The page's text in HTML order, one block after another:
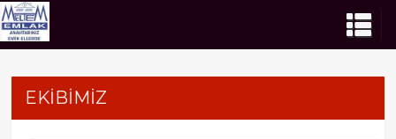
EKİBİMİZ